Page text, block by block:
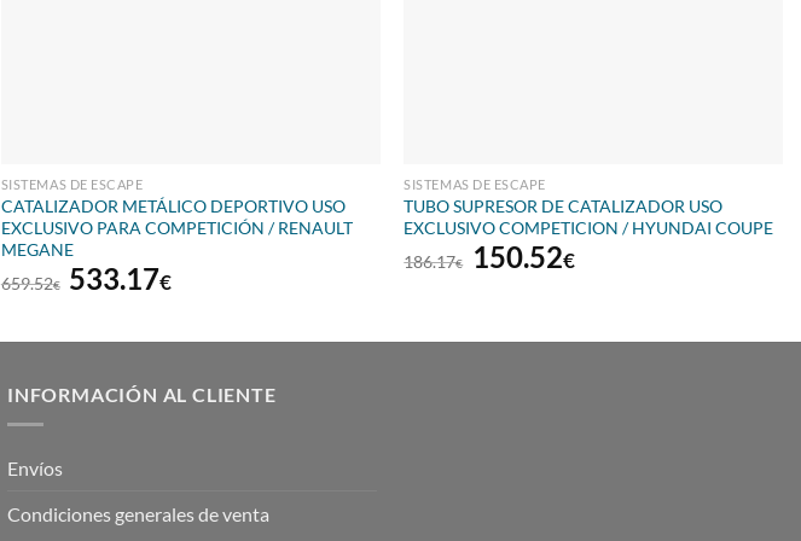
SISTEMAS DE ESCAPE
CATALIZADOR METÁLICO DEPORTIVO USO
EXCLUSIVO PARA COMPETICIÓN / RENAULT
MEGANE
659.52€
El
original
659.52€.
533.17€El
actual
533.17€.
SISTEMAS DE ESCAPE
TUBO SUPRESOR DE CATALIZADOR USO
EXCLUSIVO COMPETICION / HYUNDAI COUPE
186.17€
El
era:
150.52€El
es:
INFORMACIÓN AL CLIENTE
Envíos
Condiciones generales de venta